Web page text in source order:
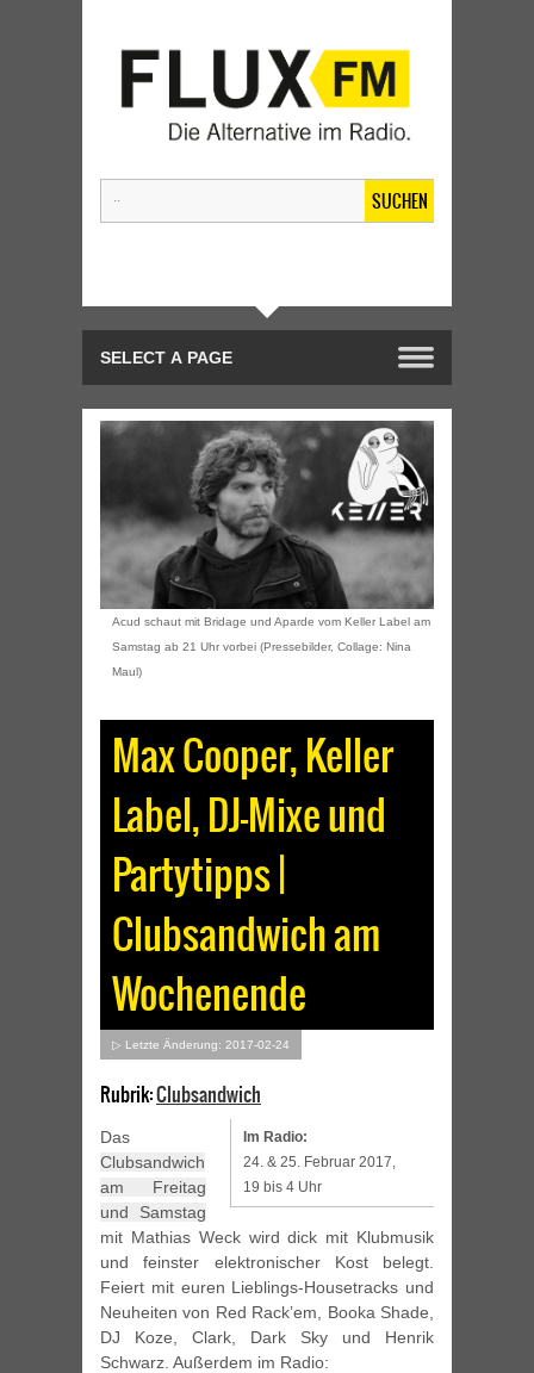
SUCHEN
Acud schaut mit Bridage und Aparde vom Keller Label am
Samstag ab 21 Uhr vorbei (Pressebilder, Collage: Nina
Maul)
Max Cooper, Keller
Label, DJ-Mixe und
Partytipps |
Clubsandwich am
Wochenende
▷ Letzte Änderung: 2017-02-24
Rubrik:Clubsandwich
Im Radio:
24. & 25. Februar 2017,
19 bis 4 Uhr
Das
Clubsandwich
am Freitag
und Samstag
mit Mathias Weck wird dick mit Klubmusik
und feinster elektronischer Kost belegt.
Feiert mit euren Lieblings-Housetracks und
Neuheiten von Red Rack’em, Booka Shade,
DJ Koze, Clark, Dark Sky und Henrik
Schwarz. Außerdem im Radio: